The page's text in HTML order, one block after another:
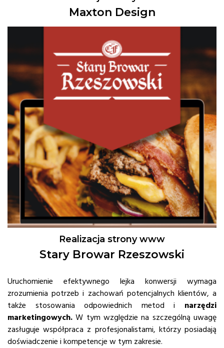
Maxton Design
Realizacja strony www
Stary Browar Rzeszowski
Uruchomienie efektywnego lejka konwersji wymaga
zrozumienia potrzeb i zachowań potencjalnych klientów, a
także stosowania odpowiednich metod i narzędzi
marketingowych. W tym względzie na szczególną uwagę
zasługuje współpraca z profesjonalistami, którzy posiadają
doświadczenie i kompetencje w tym zakresie.